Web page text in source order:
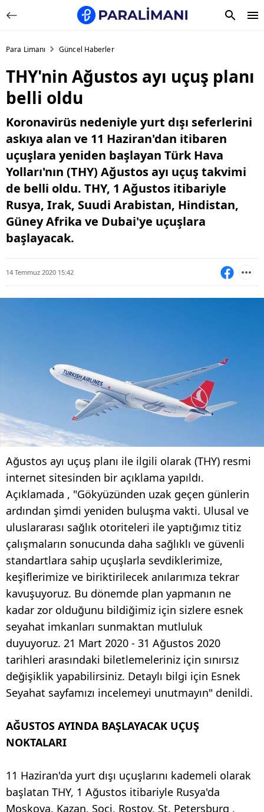
Para Limanı Güncel Haberler
THY'nin Ağustos ayı uçuş planı
belli oldu
Koronavirüs nedeniyle yurt dışı seferlerini
askıya alan ve 11 Haziran'dan itibaren
uçuşlara yeniden başlayan Türk Hava
Yolları'nın (THY) Ağustos ayı uçuş takvimi
de belli oldu. THY, 1 Ağustos itibariyle
Rusya, Irak, Suudi Arabistan, Hindistan,
Güney Afrika ve Dubai'ye uçuşlara
başlayacak.
14 Temmuz 2020 15:42
Ağustos ayı uçuş planı ile ilgili olarak (THY) resmi
internet sitesinden bir açıklama yapıldı.
Açıklamada , "Gökyüzünden uzak geçen günlerin
ardından şimdi yeniden buluşma vakti. Ulusal ve
uluslararası sağlık otoriteleri ile yaptığımız titiz
çalışmaların sonucunda daha sağlıklı ve güvenli
standartlara sahip uçuşlarla sevdiklerimize,
keşiflerimize ve biriktirilecek anılarımıza tekrar
kavuşuyoruz. Bu dönemde plan yapmanın ne
kadar zor olduğunu bildiğimiz için sizlere esnek
seyahat imkanları sunmaktan mutluluk
duyuyoruz. 21 Mart 2020 - 31 Ağustos 2020
tarihleri arasındaki biletlemeleriniz için sınırsız
değişiklik yapabilirsiniz. Detaylı bilgi için Esnek
Seyahat sayfamızı incelemeyi unutmayın" denildi.
AĞUSTOS AYINDA BAŞLAYACAK UÇUŞ
NOKTALARI
11 Haziran'da yurt dışı uçuşlarını kademeli olarak
başlatan THY, 1 Ağustos itibariyle Rusya'da
Moskova, Kazan, Soçi, Rostov, St. Petersburg ,